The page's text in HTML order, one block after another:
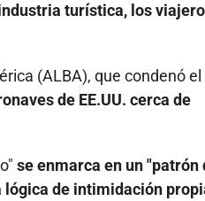
turística, los
(ALBA), que condenó el
de EE.UU. cerca de
se enmarca en un "patrón
de intimidación